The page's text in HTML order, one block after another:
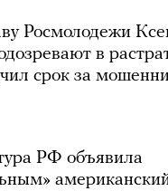
Росмолодежи
в
срок за
РФ объявила